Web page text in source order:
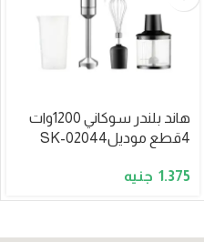
هاند بلندر سوكاني 1200وات
4قطع موديلSK-02044
1.375